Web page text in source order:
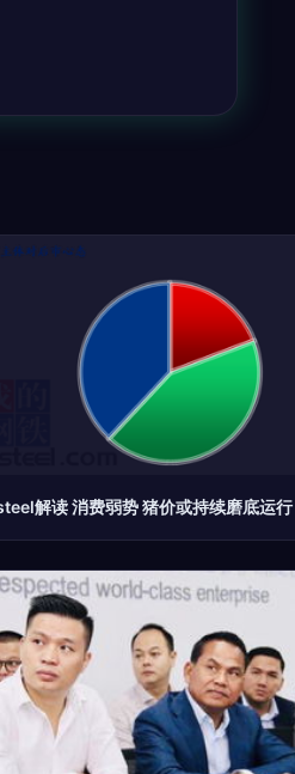
解读 消费弱势 猪价或持续磨底运行